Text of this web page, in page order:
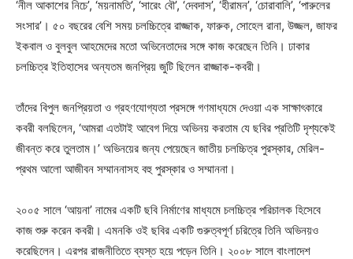
‘নীল আকাশের নিচে’, ‘ময়নামতি’, ‘সারেং বৌ’, ‘দেবদাস’, ‘হীরামন’, ‘চোরাবালি’, ‘পারুলের
সংসার’। ৫০ বছরের বেশি সময় চলচ্চিত্রে রাজ্জাক, ফারুক, সোহেল রানা, উজ্জল, জাফর
ইকবাল ও বুলবুল আহমেদের মতো অভিনেতাদের সঙ্গে কাজ করেছেন তিনি। ঢাকার
চলচ্চিত্র ইতিহাসের অন্যতম জনপ্রিয় জুটি ছিলেন রাজ্জাক-কবরী।
তাঁদের বিপুল জনপ্রিয়তা ও গ্রহণযোগ্যতা প্রসঙ্গে গণমাধ্যমে দেওয়া এক সাক্ষাৎকারে
কবরী বলছিলেন, ‘আমরা এতটাই আবেগ দিয়ে অভিনয় করতাম যে ছবির প্রতিটি দৃশ্যকেই
জীবন্ত করে তুলতাম।’ অভিনয়ের জন্য পেয়েছেন জাতীয় চলচ্চিত্র পুরস্কার, মেরিল-
প্রথম আলো আজীবন সম্মাননাসহ বহু পুরস্কার ও সম্মাননা।
২০০৫ সালে ‘আয়না’ নামের একটি ছবি নির্মাণের মাধ্যমে চলচ্চিত্র পরিচালক হিসেবে
কাজ শুরু করেন কবরী। এমনকি ওই ছবির একটি গুরুত্বপূর্ণ চরিত্রে তিনি অভিনয়ও
করেছিলেন। এরপর রাজনীতিতে ব্যস্ত হয়ে পড়েন তিনি। ২০০৮ সালে বাংলাদেশ